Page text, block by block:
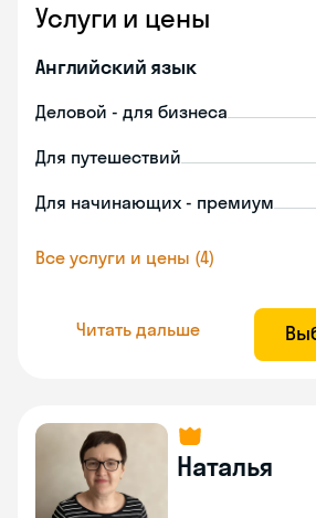
Услуги и цены
Английский язык
Деловой - для бизнеса
Для путешествий
Для начинающих - премиум
Все услуги и цены (4)
Читать дальше
Наталья